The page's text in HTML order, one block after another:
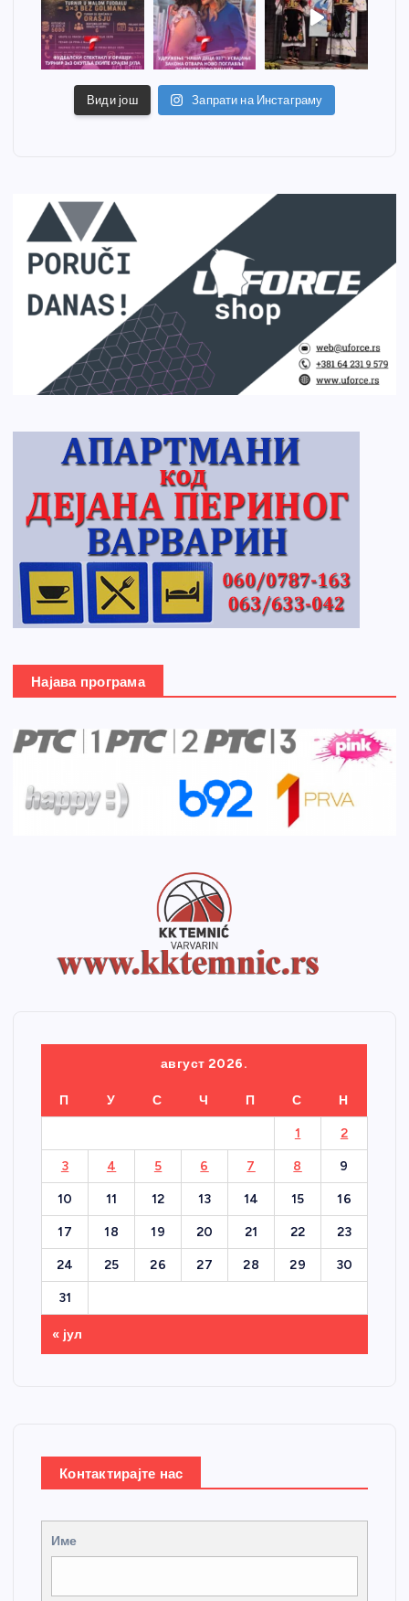
Види још Запрати на Инстаграму
Најава програма
август 2026.
П У С Ч П С Н
1 2
3 4 5 6 7 8 9
10 11 12 13 14 15 16
17 18 19 20 21 22 23
24 25 26 27 28 29 30
31
« јул
Контактирајте нас
Име